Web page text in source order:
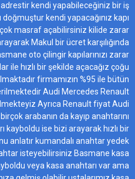
kendi yapabileceğiniz bir iş
kendi yapacağınız kapı
masraf açabilirsiniz kilide zarar
Makul bir ücret karşılığında
oto çilingir kapılarınızı zarar
ile hızlı bir şekilde açacağız çoğu
firmamızın %95 ile bütün
Audi Mercedes Renault
Ayrıca Renault fiyat Audi
arabanın da kayıp anahtarını
kayboldu ise bizi arayarak hızlı bir
anlatır kumandalı anahtar yedek
isteyebilirsiniz Basmane kasa
veya kasa anahtarı var ama